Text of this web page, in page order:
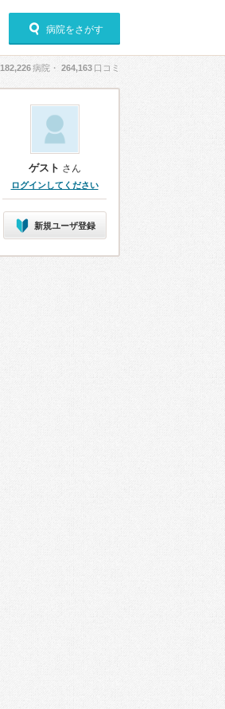
病院をさがす
182,226病院・ 264,163 口コミ
ゲスト さん
ログインしてください
新規ユーザ登録